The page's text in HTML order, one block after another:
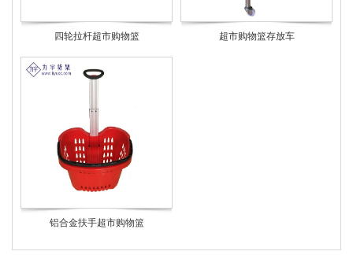
四轮拉杆超市购物篮 超市购物篮存放车
铝合金扶手超市购物篮